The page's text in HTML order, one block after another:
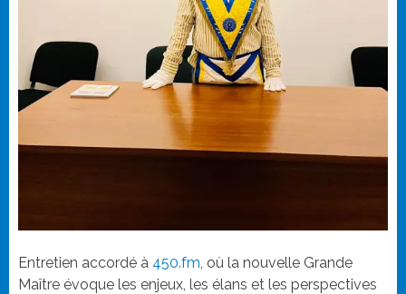
Entretien accordé à 450.fm, où la nouvelle Grande
Maître évoque les enjeux, les élans et les perspectives